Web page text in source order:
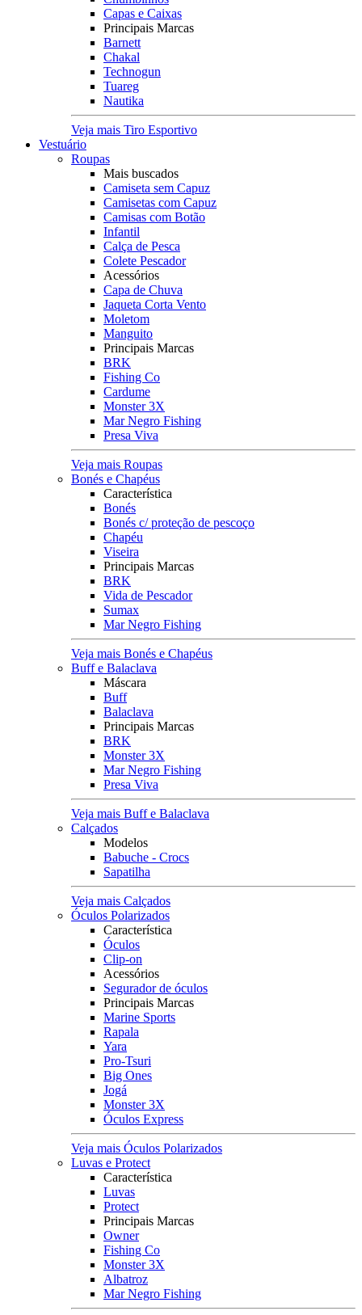
Capas e Caixas
Principais Marcas
Barnett
Chakal
Technogun
Tuareg
Nautika
Veja mais Tiro Esportivo
Vestuário
Roupas
Mais buscados
Camiseta sem Capuz
Camisetas com Capuz
Camisas com Botão
Infantil
Calça de Pesca
Colete Pescador
Acessórios
Capa de Chuva
Jaqueta Corta Vento
Moletom
Manguito
Principais Marcas
BRK
Fishing Co
Cardume
Monster 3X
Mar Negro Fishing
Presa Viva
Veja mais Roupas
Bonés e Chapéus
Característica
Bonés
Bonés c/ proteção de pescoço
Chapéu
Viseira
Principais Marcas
BRK
Vida de Pescador
Sumax
Mar Negro Fishing
Veja mais Bonés e Chapéus
Buff e Balaclava
Máscara
Buff
Balaclava
Principais Marcas
BRK
Monster 3X
Mar Negro Fishing
Presa Viva
Veja mais Buff e Balaclava
Calçados
Modelos
Babuche - Crocs
Sapatilha
Veja mais Calçados
Óculos Polarizados
Característica
Óculos
Clip-on
Acessórios
Segurador de óculos
Principais Marcas
Marine Sports
Rapala
Yara
Pro-Tsuri
Big Ones
Jogá
Monster 3X
Óculos Express
Veja mais Óculos Polarizados
Luvas e Protect
Característica
Luvas
Protect
Principais Marcas
Owner
Fishing Co
Monster 3X
Albatroz
Mar Negro Fishing